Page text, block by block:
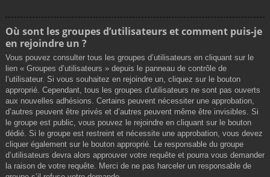
Où sont les groupes d’utilisateurs et comment puis-je
en rejoindre un ?
Vous pouvez consulter tous les groupes d’utilisateurs en cliquant sur le
lien « Groupes d’utilisateurs » depuis le panneau de contrôle de
l’utilisateur. Si vous souhaitez en rejoindre un, cliquez sur le bouton
approprié. Cependant, tous les groupes d’utilisateurs ne sont pas ouverts
aux nouvelles adhésions. Certains peuvent nécessiter une approbation,
d’autres peuvent être privés et d’autres peuvent même être invisibles. Si
le groupe est public, vous pouvez le rejoindre en cliquant sur le bouton
dédié. Si le groupe est restreint et nécessite une approbation, vous devez
cliquer également sur le bouton approprié. Le responsable du groupe
d’utilisateurs devra alors approuver votre requête et pourra vous demander
la raison de votre requête. Merci de ne pas harceler un responsable de